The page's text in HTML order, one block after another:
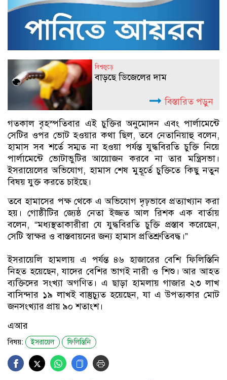
বিশ্বজুড়ে
বাড়ছে ডিজেলের দাম
বিস্তারিত পড়ুন
গতকাল বৃহস্পতিবার এই চুক্তির অনুমোদন এবং পার্লামেন্টে
সেটির ওপর ভোট হওয়ার কথা ছিল, তবে নেতানিয়াহু বলেন,
হামাস সব শর্তে সম্মত না হওয়া পর্যন্ত যুদ্ধবিরতি চুক্তি নিয়ে
পার্লামেন্টে ভোটাভুটির আয়োজন করবে না তার মন্ত্রিসভা।
ইসরায়েলের অভিযোগ, হামাস শেষ মুহূর্তে চুক্তিতে কিছু নতুন
বিষয় যুক্ত করতে চাইছে।
তবে হামাসের পক্ষ থেকে এ অভিযোগ দৃঢ়ভাবে প্রত্যাখ্যান করা
হয়। গোষ্ঠীটির জ্যেষ্ঠ নেতা ইজ্জত আল রিশক এক বার্তায়
বলেন, “মধ্যস্থতাকারীরা যে যুদ্ধবিরতি চুক্তি প্রস্তাব করেছেন,
সেটি স্বাক্ষর ও বাস্তবায়নের জন্য হামাস প্রতিশ্রুতিবদ্ধ।”
ইসরায়েলি হামলায় এ পর্যন্ত ৪৬ হাজারের বেশি ফিলিস্তিনি
নিহত হয়েছেন, যাদের বেশির ভাগই নারী ও শিশু। আর আহত
ব্যক্তিদের সংখ্যা অগণিত। এ ছাড়া হামলায় গাজার ২৩ লাখ
বাসিন্দার ১৯ লাখই বাস্তুচ্যুত হয়েছেন, যা এ উপত্যকার মোট
জনসংখ্যার প্রায় ৯০ শতাংশ।
এআর
বিষয়: ইসরায়েল ফিলিস্তিনি